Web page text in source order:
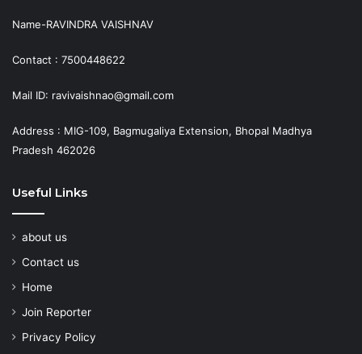
Name-RAVINDRA VAISHNAV
Contact : 7500448622
Mail ID: ravivaishnao@gmail.com
Address : MIG-109, Bagmugaliya Extension, Bhopal Madhya
Pradesh 462026
Useful Links
about us
Contact us
Home
Join Reporter
Privacy Policy